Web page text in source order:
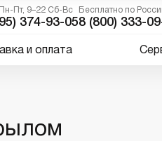
Пт, 9–22 Сб-Вс
374-93-05
Бесплатно по
8 (800) 333-
и оплата